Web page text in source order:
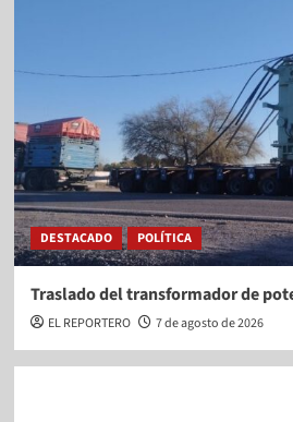
DESTACADO POLÍTICA
Traslado del transformador de
EL REPORTERO 7 de agosto de 2026